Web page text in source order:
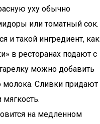
уху обычно
или томатный сок.
и такой ингредиент, как
в ресторанах подают с
можно добавить
молока. Сливки придают
на медленном